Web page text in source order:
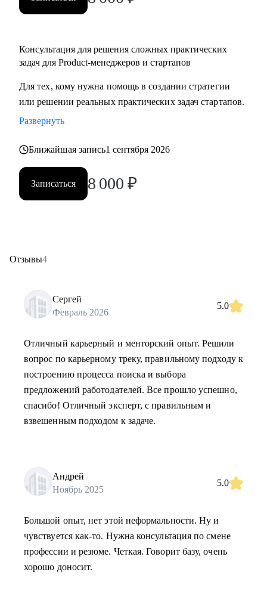
Консультация для решения сложных практических
задач для Product-менеджеров и стартапов
Для тех, кому нужна помощь в создании стратегии
или решении реальных практических задач стартапов.
Развернуть
Ближайшая запись1 сентября 2026
Записаться 8 000 ₽
Отзывы4
Сергей
Февраль 2026
5.0
Отличный карьерный и менторский опыт. Решили
вопрос по карьерному треку, правильному подходу к
построению процесса поиска и выбора
предложений работодателей. Все прошло успешно,
спасибо! Отличный эксперт, с правильным и
взвешенным подходом к задаче.
Андрей
Ноябрь 2025
5.0
Большой опыт, нет этой неформальности. Ну и
чувствуется как-то. Нужна консультация по смене
профессии и резюме. Четкая. Говорит базу, очень
хорошо доносит.